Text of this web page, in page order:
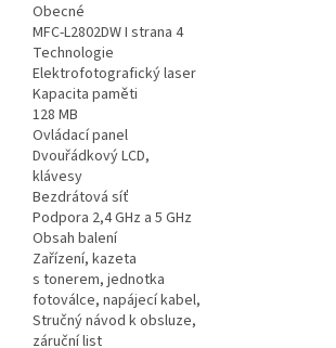
Obecné
MFC-L2802DW I strana 4
Technologie
Elektrofotografický laser
Kapacita paměti
128 MB
Ovládací panel
Dvouřádkový LCD,
klávesy
Bezdrátová síť
Podpora 2,4 GHz a 5 GHz
Obsah balení
Zařízení, kazeta
s tonerem, jednotka
fotoválce, napájecí kabel,
Stručný návod k obsluze,
záruční list